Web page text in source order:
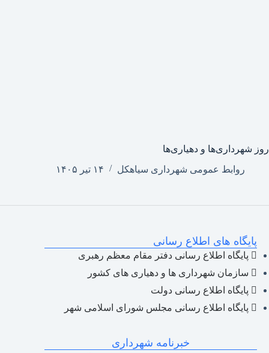
روز شهرداری‌ها و دهیاری‌ها
روابط عمومی شهرداری سیاهکل
۱۴ تیر ۱۴۰۵
پایگاه های اطلاع رسانی
پایگاه اطلاع رسانی دفتر مقام معظم رهبری
سازمان شهرداری ها و دهیاری های کشور
پایگاه اطلاع رسانی دولت
پایگاه اطلاع رسانی مجلس شورای اسلامی شهر
خبرنامه شهرداری